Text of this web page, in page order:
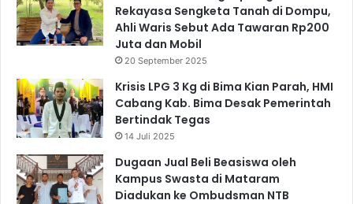
Rekayasa Sengketa Tanah di Dompu,
Ahli Waris Sebut Ada Tawaran Rp200
Juta dan Mobil
20 September 2025
Krisis LPG 3 Kg di Bima Kian Parah, HMI
Cabang Kab. Bima Desak Pemerintah
Bertindak Tegas
14 Juli 2025
Dugaan Jual Beli Beasiswa oleh
Kampus Swasta di Mataram
Diadukan ke Ombudsman NTB